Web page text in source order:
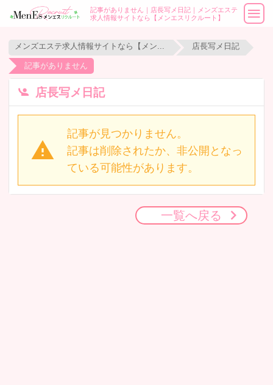
記事がありません｜店長写メ日記｜メンズエステ
求人情報サイトなら【メンエスリクルート】
店長写メ日記
記事がありません
店長写メ日記
記事が見つかりません。
記事は削除されたか、非公開となっ
ている可能性があります。
一覧へ戻る